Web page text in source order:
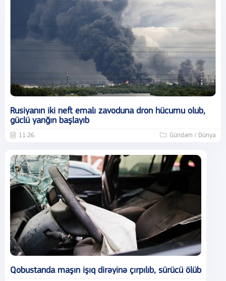
Rusiyanın iki neft emalı zavoduna dron hücumu olub,
güclü yanğın başlayıb
11:26 Gündəm / Dünya
Qobustanda maşın işıq dirəyinə çırpılıb, sürücü ölüb